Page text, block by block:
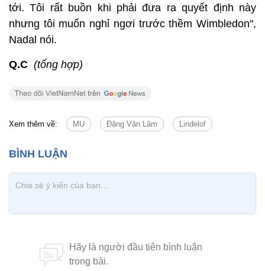
tới. Tôi rất buồn khi phải đưa ra quyết định này
nhưng tôi muốn nghỉ ngơi trước thềm Wimbledon",
Nadal nói.
Q.C (tổng hợp)
Xem thêm về: MU Đặng Văn Lâm Lindelof